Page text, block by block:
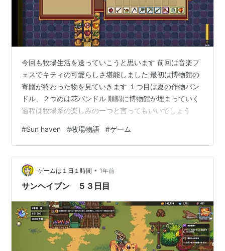
今回も牧場生活を送っていこうと思います 前回は音楽フ
ェスでキティの可愛らしさ堪能しました 最初は博物館の
寄贈が終わった物を見ていきます １つ目は夏の作物バン
ドル、２つめは花バンドル 順調に博物館が埋まっていく
過程は牧場系の楽しみの一つと言ってもいいでしょう
#Sun haven #牧場物語 #ゲーム
ゲームは１日１時間 • 1年前
サンヘイブン ５３日目